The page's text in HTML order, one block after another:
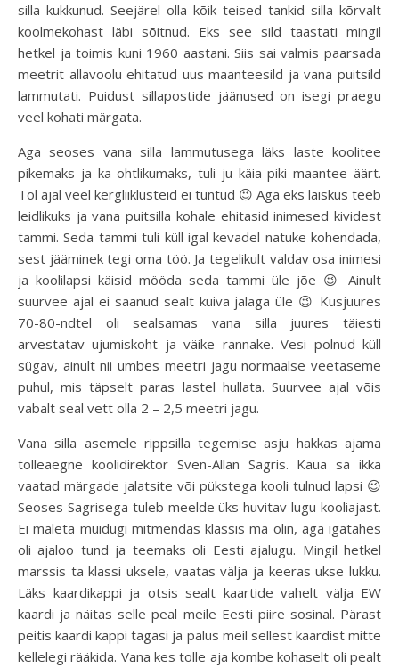
silla kukkunud. Seejärel olla kõik teised tankid silla kõrvalt
koolmekohast läbi sõitnud. Eks see sild taastati mingil
hetkel ja toimis kuni 1960 aastani. Siis sai valmis paarsada
meetrit allavoolu ehitatud uus maanteesild ja vana puitsild
lammutati. Puidust sillapostide jäänused on isegi praegu
veel kohati märgata.
Aga seoses vana silla lammutusega läks laste koolitee
pikemaks ja ka ohtlikumaks, tuli ju käia piki maantee äärt.
Tol ajal veel kergliiklusteid ei tuntud 😉 Aga eks laiskus teeb
leidlikuks ja vana puitsilla kohale ehitasid inimesed kividest
tammi. Seda tammi tuli küll igal kevadel natuke kohendada,
sest jääminek tegi oma töö. Ja tegelikult valdav osa inimesi
ja koolilapsi käisid mööda seda tammi üle jõe 😉 Ainult
suurvee ajal ei saanud sealt kuiva jalaga üle 😉 Kusjuures
70-80-ndtel oli sealsamas vana silla juures täiesti
arvestatav ujumiskoht ja väike rannake. Vesi polnud küll
sügav, ainult nii umbes meetri jagu normaalse veetaseme
puhul, mis täpselt paras lastel hullata. Suurvee ajal võis
vabalt seal vett olla 2 – 2,5 meetri jagu.
Vana silla asemele rippsilla tegemise asju hakkas ajama
tolleaegne koolidirektor Sven-Allan Sagris. Kaua sa ikka
vaatad märgade jalatsite või pükstega kooli tulnud lapsi 😉
Seoses Sagrisega tuleb meelde üks huvitav lugu kooliajast.
Ei mäleta muidugi mitmendas klassis ma olin, aga igatahes
oli ajaloo tund ja teemaks oli Eesti ajalugu. Mingil hetkel
marssis ta klassi uksele, vaatas välja ja keeras ukse lukku.
Läks kaardikappi ja otsis sealt kaartide vahelt välja EW
kaardi ja näitas selle peal meile Eesti piire sosinal. Pärast
peitis kaardi kappi tagasi ja palus meil sellest kaardist mitte
kellelegi rääkida. Vana kes tolle aja kombe kohaselt oli pealt